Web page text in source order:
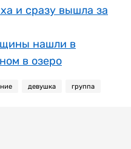
и сразу вышла за
нашли в
в озеро
девушка группа